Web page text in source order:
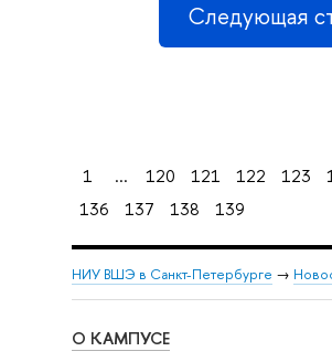
Следующая
1 ... 120 121 122 123
136
137 138 139
НИУ ВШЭ в Санкт-Петербурге →
О КАМПУСЕ